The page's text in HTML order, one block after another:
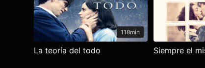
118min
La teoría del todo Siempre el